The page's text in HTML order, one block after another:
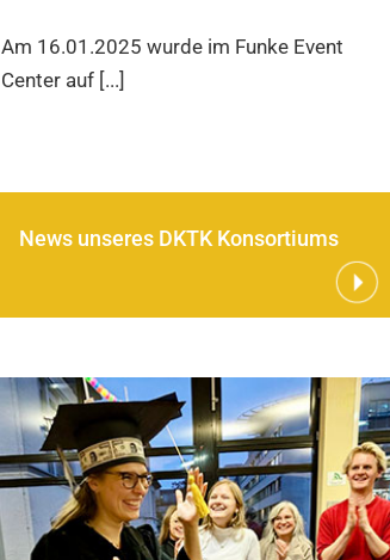
Am 16.01.2025 wurde im Funke Event
Center auf [...]
News unseres DKTK Konsortiums